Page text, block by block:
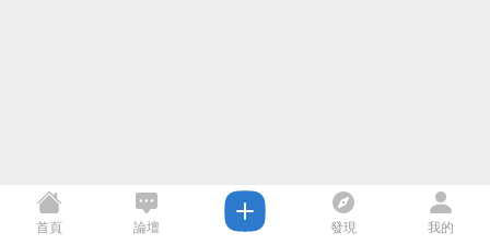
首頁 論壇 發現 我的